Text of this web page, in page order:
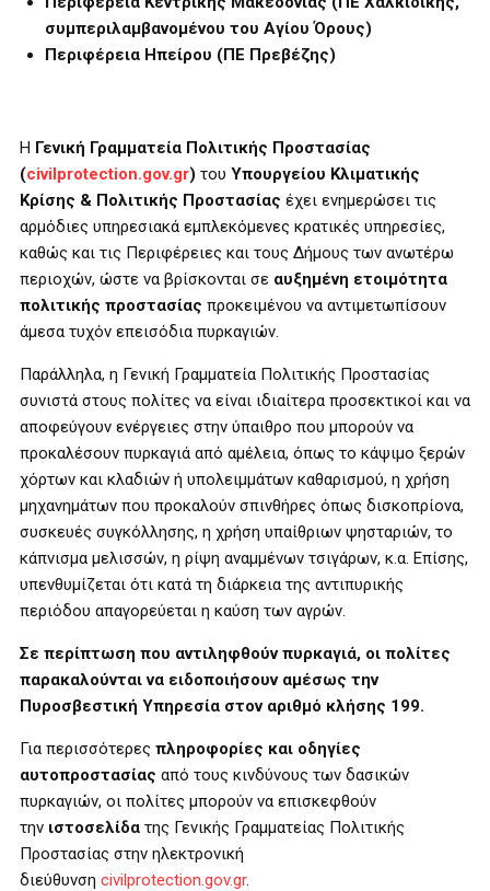
συμπεριλαμβανομένου του Αγίου Όρους)
Περιφέρεια Ηπείρου (ΠΕ Πρεβέζης)
Η Γενική Γραμματεία Πολιτικής Προστασίας
(civilprotection.gov.gr) του Υπουργείου Κλιματικής
Κρίσης & Πολιτικής Προστασίας έχει ενημερώσει τις
αρμόδιες υπηρεσιακά εμπλεκόμενες κρατικές υπηρεσίες,
καθώς και τις Περιφέρειες και τους Δήμους των ανωτέρω
περιοχών, ώστε να βρίσκονται σε αυξημένη ετοιμότητα
πολιτικής προστασίας προκειμένου να αντιμετωπίσουν
άμεσα τυχόν επεισόδια πυρκαγιών.
Παράλληλα, η Γενική Γραμματεία Πολιτικής Προστασίας
συνιστά στους πολίτες να είναι ιδιαίτερα προσεκτικοί και να
αποφεύγουν ενέργειες στην ύπαιθρο που μπορούν να
προκαλέσουν πυρκαγιά από αμέλεια, όπως το κάψιμο ξερών
χόρτων και κλαδιών ή υπολειμμάτων καθαρισμού, η χρήση
μηχανημάτων που προκαλούν σπινθήρες όπως δισκοπρίονα,
συσκευές συγκόλλησης, η χρήση υπαίθριων ψησταριών, το
κάπνισμα μελισσών, η ρίψη αναμμένων τσιγάρων, κ.α. Επίσης,
υπενθυμίζεται ότι κατά τη διάρκεια της αντιπυρικής
περιόδου απαγορεύεται η καύση των αγρών.
Σε περίπτωση που αντιληφθούν πυρκαγιά, οι πολίτες
παρακαλούνται να ειδοποιήσουν αμέσως την
Πυροσβεστική Υπηρεσία στον αριθμό κλήσης 199.
Για περισσότερες πληροφορίες και οδηγίες
αυτοπροστασίας από τους κινδύνους των δασικών
πυρκαγιών, οι πολίτες μπορούν να επισκεφθούν
την ιστοσελίδα της Γενικής Γραμματείας Πολιτικής
Προστασίας στην ηλεκτρονική
διεύθυνση civilprotection.gov.gr.